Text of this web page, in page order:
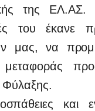
της ΕΛ.ΑΣ.
του έκανε
μας, να
μεταφοράς π
Φύλαξης.
και